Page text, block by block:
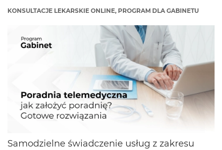
KONSULTACJE LEKARSKIE ONLINE, PROGRAM DLA GABINETU
Samodzielne świadczenie usług z zakresu